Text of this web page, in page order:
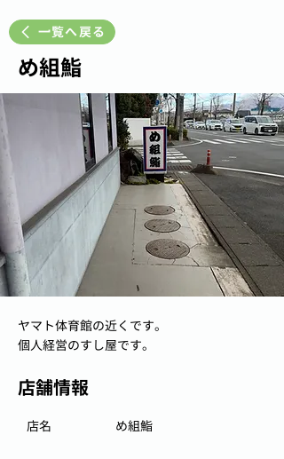
一覧へ戻る
め組鮨
ヤマト体育館の近くです。
個人経営のすし屋です。
店舗情報
め組鮨
店名